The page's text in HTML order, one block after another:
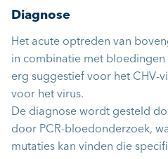
Diagnose
Het acute optreden van
in combinatie met bloedingen
erg suggestief voor het CHV-
voor het virus.
De diagnose wordt gesteld
door PCR-bloedonderzoek,
mutaties kan vinden die